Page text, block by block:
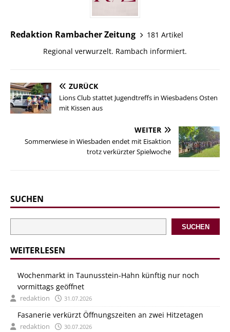
Redaktion Rambacher Zeitung
181 Artikel
Regional verwurzelt. Rambach informiert.
ZURÜCK
Lions Club stattet Jugendtreffs in Wiesbadens Osten
mit Kissen aus
WEITER
Sommerwiese in Wiesbaden endet mit Eisaktion
trotz verkürzter Spielwoche
SUCHEN
SUCHEN
WEITERLESEN
Wochenmarkt in Taunusstein-Hahn künftig nur noch
vormittags geöffnet
redaktion 31.07.2026
Fasanerie verkürzt Öffnungszeiten an zwei Hitzetagen
redaktion 30.07.2026